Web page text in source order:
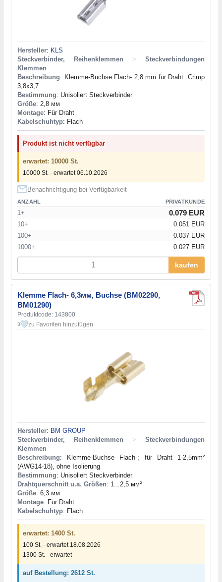
Hersteller: KLS
Steckverbinder, Reihenklemmen
>
Steckverbindungen
Klemmen
Beschreibung: Klemme-Buchse Flach- 2,8 mm für Draht. Crimp
3,8x3,7
Bestimmung: Unisoliert Steckverbinder
Größe: 2,8 мм
Montage: Für Draht
Kabelschuhtyp: Flach
Produkt ist nicht verfügbar
erwartet: 10000 St.
10000 St. - erwartet 06.10.2026
Benachrichtigung bei Verfügbarkeit
ANZAHL PRIVATKUNDE
1+ 0.079 EUR
10+
0.051 EUR
100+
0.037 EUR
1000+
0.027 EUR
kaufen
Klemme Flach- 6,3мм, Buchse (BM02290,
BM01290)
Produktcode: 143800
3 zu Favoriten hinzufügen
Hersteller: BM GROUP
Steckverbinder, Reihenklemmen
>
Steckverbindungen
Klemmen
Beschreibung: Klemme-Buchse Flach-; für Draht 1-2,5mm²
(AWG14-18), ohne Isolierung
Bestimmung: Unisoliert Steckverbinder
Drahtquerschnitt u.a. Größen: 1...2,5 мм²
Größe: 6,3 мм
Montage: Für Draht
Kabelschuhtyp: Flach
erwartet: 1400 St.
100 St. - erwartet 18.08.2026
1300 St. - erwartet
auf Bestellung: 2612 St.